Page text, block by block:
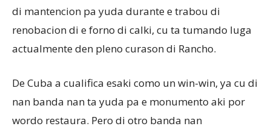
di mantencion pa yuda durante e trabou di
renobacion di e forno di calki, cu ta tumando luga
actualmente den pleno curason di Rancho.
De Cuba a cualifica esaki como un win-win, ya cu di
nan banda nan ta yuda pa e monumento aki por
wordo restaura. Pero di otro banda nan